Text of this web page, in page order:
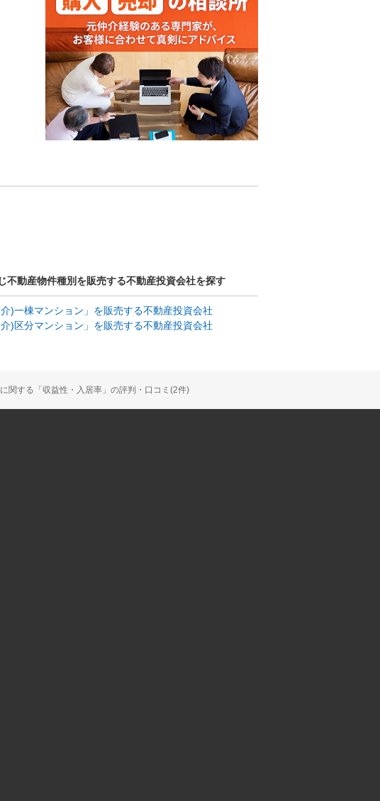
不動産物件種別を販売する不動産投資会社を探す
)一棟マンション」を販売する不動産投資会社
)区分マンション」を販売する不動産投資会社
関する「収益性・入居率」の評判・口コミ(2件)